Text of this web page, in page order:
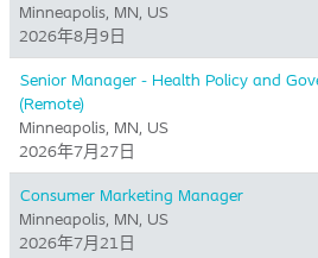
Minneapolis, MN, US
2026年8月9日
Senior Manager - Health Policy and
(Remote)
Minneapolis, MN, US
2026年7月27日
Consumer Marketing Manager
Minneapolis, MN, US
2026年7月21日